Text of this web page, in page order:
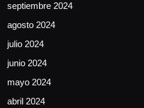
septiembre 2024
agosto 2024
julio 2024
junio 2024
mayo 2024
abril 2024